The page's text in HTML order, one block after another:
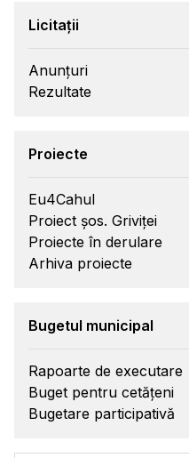
Licitații
Anunțuri
Rezultate
Proiecte
Eu4Cahul
Proiect șos. Griviței
Proiecte în derulare
Arhiva proiecte
Bugetul municipal
Rapoarte de executare
Buget pentru cetățeni
Bugetare participativă